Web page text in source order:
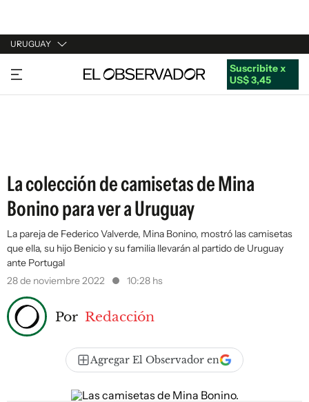
URUGUAY
URUGUAY
ARGENTINA
Suscribite x
US$ 3,45
La colección de camisetas de Mina
Bonino para ver a Uruguay
La pareja de Federico Valverde, Mina Bonino, mostró las camisetas
que ella, su hijo Benicio y su familia llevarán al partido de Uruguay
ante Portugal
28 de noviembre 2022
10:28 hs
Por Redacción
Agregar El Observador en